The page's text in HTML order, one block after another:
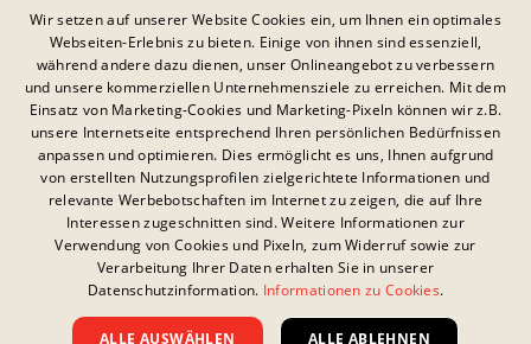
Datenschutzerklärung
Impressum
Rechtliche Hinweise
Kontakt
Cookies
FAQs
Downloads
Whistleblowing
Es gibt aktuell keine
Teilnahmebedingungen.
GERMAN
FRENCH
DANISH
SWEDISH
ITALIAN
UK
Wir setzen auf unserer Website Cookies ein, um Ihnen ein optimales
Webseiten-Erlebnis zu bieten. Einige von ihnen sind essenziell,
während andere dazu dienen, unser Onlineangebot zu verbessern
und unsere kommerziellen Unternehmensziele zu erreichen. Mit dem
Einsatz von Marketing-Cookies und Marketing-Pixeln können wir z.B.
unsere Internetseite entsprechend Ihren persönlichen Bedürfnissen
anpassen und optimieren. Dies ermöglicht es uns, Ihnen aufgrund
von erstellten Nutzungsprofilen zielgerichtete Informationen und
relevante Werbebotschaften im Internet zu zeigen, die auf Ihre
Interessen zugeschnitten sind. Weitere Informationen zur
Verwendung von Cookies und Pixeln, zum Widerruf sowie zur
Verarbeitung Ihrer Daten erhalten Sie in unserer
Datenschutzinformation. Informationen zu Cookies.
ALLE AUSWÄHLEN ALLE ABLEHNEN